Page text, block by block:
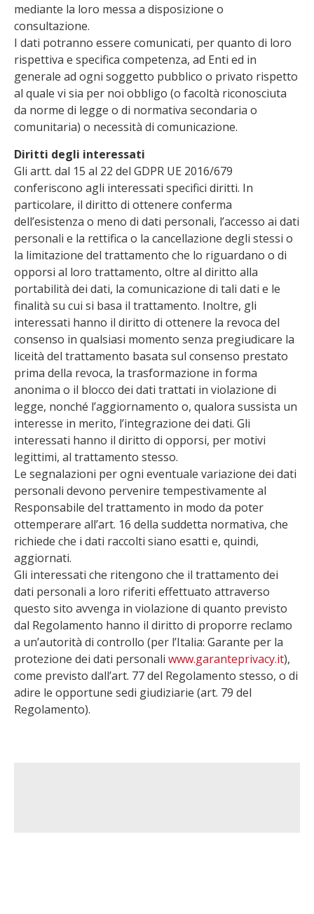
mediante la loro messa a disposizione o
consultazione.
I dati potranno essere comunicati, per quanto di loro
rispettiva e specifica competenza, ad Enti ed in
generale ad ogni soggetto pubblico o privato rispetto
al quale vi sia per noi obbligo (o facoltà riconosciuta
da norme di legge o di normativa secondaria o
comunitaria) o necessità di comunicazione.
Diritti degli interessati
Gli artt. dal 15 al 22 del GDPR UE 2016/679
conferiscono agli interessati specifici diritti. In
particolare, il diritto di ottenere conferma
dell’esistenza o meno di dati personali, l’accesso ai dati
personali e la rettifica o la cancellazione degli stessi o
la limitazione del trattamento che lo riguardano o di
opporsi al loro trattamento, oltre al diritto alla
portabilità dei dati, la comunicazione di tali dati e le
finalità su cui si basa il trattamento. Inoltre, gli
interessati hanno il diritto di ottenere la revoca del
consenso in qualsiasi momento senza pregiudicare la
liceità del trattamento basata sul consenso prestato
prima della revoca, la trasformazione in forma
anonima o il blocco dei dati trattati in violazione di
legge, nonché l’aggiornamento o, qualora sussista un
interesse in merito, l’integrazione dei dati. Gli
interessati hanno il diritto di opporsi, per motivi
legittimi, al trattamento stesso.
Le segnalazioni per ogni eventuale variazione dei dati
personali devono pervenire tempestivamente al
Responsabile del trattamento in modo da poter
ottemperare all’art. 16 della suddetta normativa, che
richiede che i dati raccolti siano esatti e, quindi,
aggiornati.
Gli interessati che ritengono che il trattamento dei
dati personali a loro riferiti effettuato attraverso
questo sito avvenga in violazione di quanto previsto
dal Regolamento hanno il diritto di proporre reclamo
a un’autorità di controllo (per l’Italia: Garante per la
protezione dei dati personali www.garanteprivacy.it),
come previsto dall’art. 77 del Regolamento stesso, o di
adire le opportune sedi giudiziarie (art. 79 del
Regolamento).